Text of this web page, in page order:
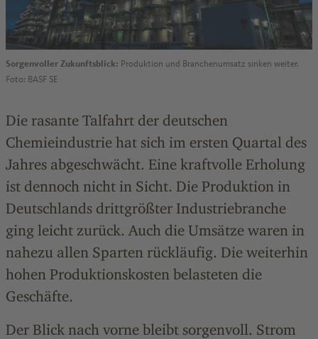
Sorgenvoller Zukunftsblick: Produktion und Branchenumsatz sinken weiter.
Foto: BASF SE
Die rasante Talfahrt der deutschen
Chemieindustrie hat sich im ersten Quartal des
Jahres abgeschwächt. Eine kraftvolle Erholung
ist dennoch nicht in Sicht. Die Produktion in
Deutschlands drittgrößter Industriebranche
ging leicht zurück. Auch die Umsätze waren in
nahezu allen Sparten rückläufig. Die weiterhin
hohen Produktionskosten belasteten die
Geschäfte.
Der Blick nach vorne bleibt sorgenvoll. Strom